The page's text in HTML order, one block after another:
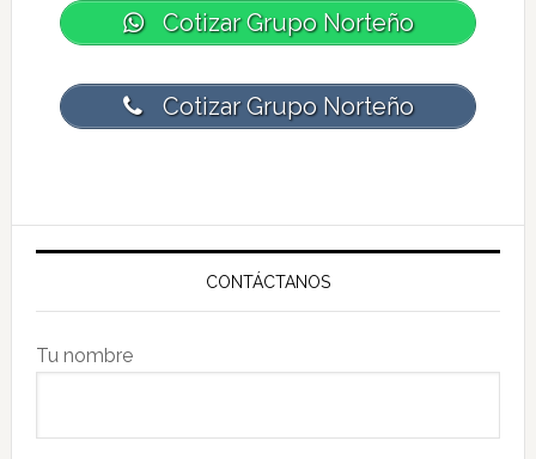
Cotizar Grupo Norteño
Cotizar Grupo Norteño
Primary
CONTÁCTANOS
Tu nombre